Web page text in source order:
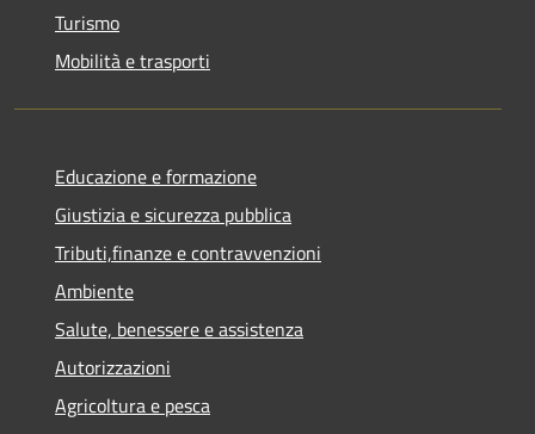
Turismo
Mobilità e trasporti
Educazione e formazione
Giustizia e sicurezza pubblica
Tributi,finanze e contravvenzioni
Ambiente
Salute, benessere e assistenza
Autorizzazioni
Agricoltura e pesca